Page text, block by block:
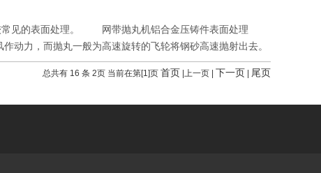
以便及时更换。 按照以上的方法进行日常的维护和保养
件更换频率。
持良好的运作，经过半个小时1的抛丸后再进行丸料的添加，
的技巧不清楚，也可以咨询设备厂家的技术人员。 抛丸器
。缺少经验的操作工在使用新抛丸机时，由于缺少必要的调
种方法教大家怎样使抛丸机的抛丸器抛射功效达到较好的运
开至定向套能用手转动，再将定向套紧固； 5）准备新
常见的表面处理。 网带抛丸机铝合金压铸件表面处理
力，而抛丸一般为高速旋转的飞轮将钢砂高速抛射出去。
难以清理的粘砂，而喷砂不行。 喷砂和喷丸是两种不同
喷砂喷丸根本就是两种喷射介质的差别，当然效果也有差
备结构较简单，整机投资少，易损件少，维修费用低；
总共有 16 条 2页 当前在第[1]页 首页 |上一页 | 下一页 尾页